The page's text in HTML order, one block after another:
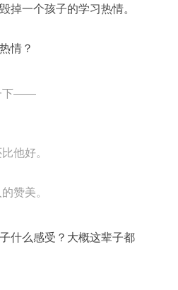
掉一个孩子的学习热情。
情？
下——
他好。
赞美。
什么感受？大概这辈子都